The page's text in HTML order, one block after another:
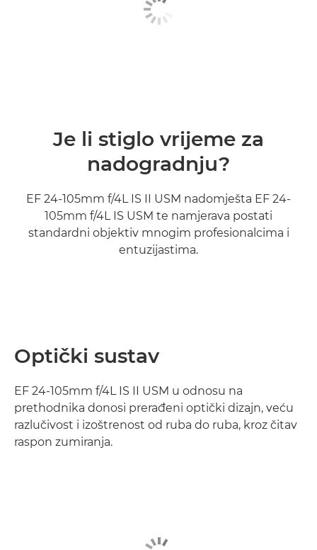
Je li stiglo vrijeme za
nadogradnju?
EF 24-105mm f/4L IS II USM nadomješta EF 24-
105mm f/4L IS USM te namjerava postati
standardni objektiv mnogim profesionalcima i
entuzijastima.
Optički sustav
EF 24-105mm f/4L IS II USM u odnosu na
prethodnika donosi prerađeni optički dizajn, veću
razlučivost i izoštrenost od ruba do ruba, kroz čitav
raspon zumiranja.